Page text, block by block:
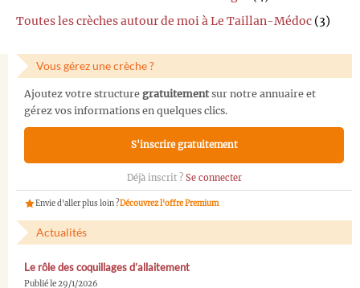
Toutes les crèches autour de moi à Le Taillan-Médoc (3)
Vous gérez une crèche ?
Ajoutez votre structure gratuitementsur notre annuaire et
gérez vos informations en quelques clics.
S'inscrire gratuitement
Déjà inscrit ? Se connecter
Envie d'aller plus loin ?Découvrez l'offre Premium
Actualités
Le rôle des coquillages d’allaitement
Publié le 29/1/2026